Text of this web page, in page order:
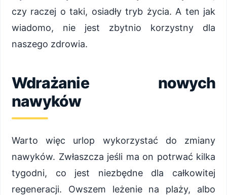
czy raczej o taki, osiadły tryb życia. A ten jak
wiadomo, nie jest zbytnio korzystny dla
naszego zdrowia.
Wdrażanie nowych
nawyków
Warto więc urlop wykorzystać do zmiany
nawyków. Zwłaszcza jeśli ma on potrwać kilka
tygodni, co jest niezbędne dla całkowitej
regeneracji. Owszem leżenie na plaży, albo